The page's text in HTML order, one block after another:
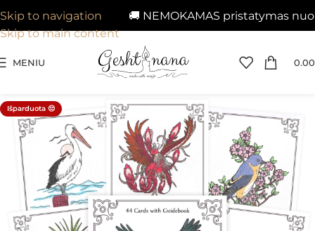
🚚 NEMOKAMAS pristatymas nuo
Skip to navigation
Skip to main content
MENIU 0.00
Išparduota 😔